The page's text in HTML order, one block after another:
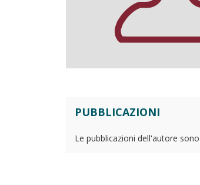
PUBBLICAZIONI
Le pubblicazioni dell'autore